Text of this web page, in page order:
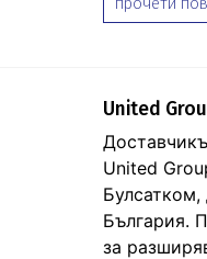
прочети
United
United
Булсатком,
България.
за